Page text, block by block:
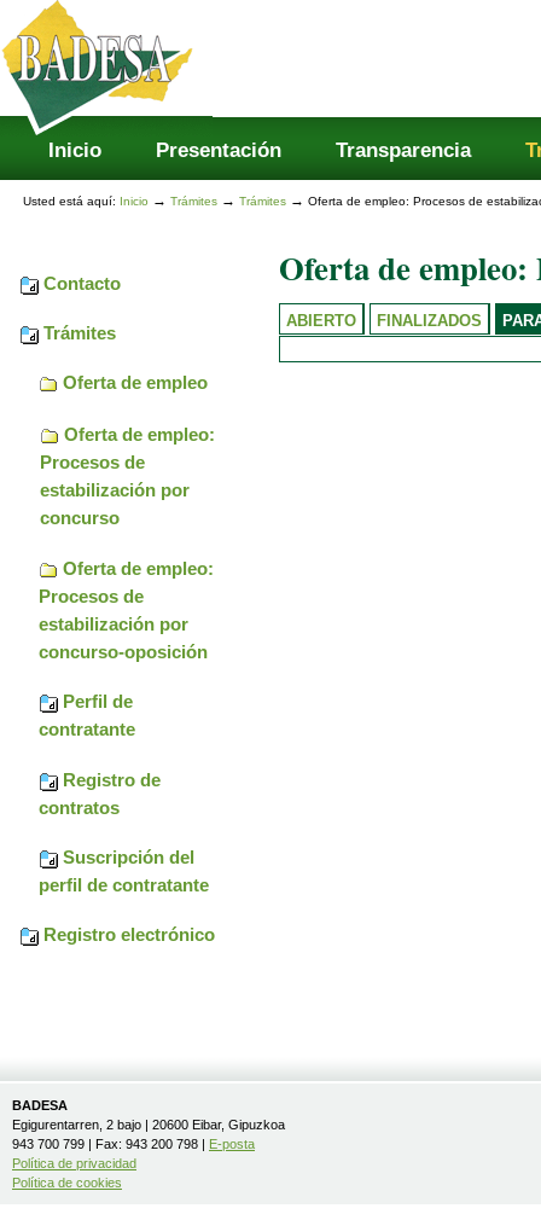
Cambiar
contenido.
Saltar
navegación
Secciones
Inicio Presentación Transparencia
Usted está aquí: Inicio →Trámites →Trámites →Oferta de empleo: Procesos de
Contacto
Trámites
Oferta de empleo
Oferta de empleo:
Procesos de
estabilización por
concurso
Oferta de empleo:
Procesos de
estabilización por
concurso-oposición
Perfil de
contratante
Registro de
contratos
Suscripción del
perfil de contratante
Registro electrónico
Oferta de empleo:
ABIERTO FINALIZADOS
BADESA
Egigurentarren, 2 bajo | 20600 Eibar, Gipuzkoa
943 700 799 | Fax: 943 200 798 | E-posta
Política de privacidad
Política de cookies